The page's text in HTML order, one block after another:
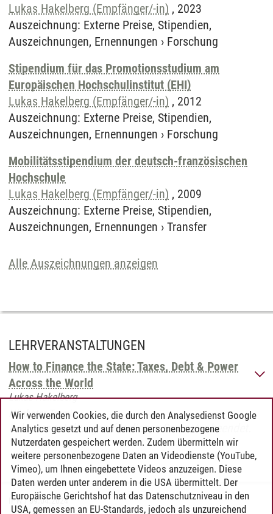
Lukas Hakelberg (Empfänger/-in) , 2023
Auszeichnung: Externe Preise, Stipendien,
Auszeichnungen, Ernennungen › Forschung
Stipendium für das Promotionsstudium am
Europäischen Hochschulinstitut (EHI)
Lukas Hakelberg (Empfänger/-in) , 2012
Auszeichnung: Externe Preise, Stipendien,
Auszeichnungen, Ernennungen › Forschung
Mobilitätsstipendium der deutsch-französischen
Hochschule
Lukas Hakelberg (Empfänger/-in) , 2009
Auszeichnung: Externe Preise, Stipendien,
Auszeichnungen, Ernennungen › Transfer
Alle Auszeichnungen anzeigen
LEHRVERANSTALTUNGEN
How to Finance the State: Taxes, Debt & Power
Across the World
Lukas Hakelberg
Nächster Termin:
Lehrveranstaltungen für dieses Semester beendet.
IPW/09.04.2024
Wir verwenden Cookies, die durch den Analysedienst Google
Analytics gesetzt und auf denen personenbezogene
Nutzerdaten gespeichert werden. Zudem übermitteln wir
weitere personenbezogene Daten an Videodienste (YouTube,
Vimeo), um Ihnen eingebettete Videos anzuzeigen. Diese
Daten werden unter anderem in die USA übermittelt. Der
Europäische Gerichtshof hat das Datenschutzniveau in den
USA, gemessen an EU-Standards, jedoch als unzureichend